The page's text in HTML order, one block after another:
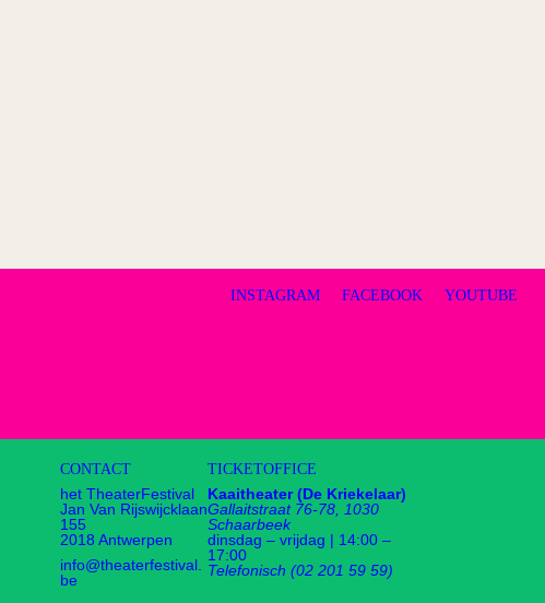
INSTAGRAM FACEBOOK YOUTUBE
CONTACT
het TheaterFestival
Jan Van Rijswijcklaan
155
2018 Antwerpen
info@theaterfestival.
be
TICKETOFFICE
Kaaitheater (De Kriekelaar)
Gallaitstraat 76-78, 1030
Schaarbeek
dinsdag – vrijdag | 14:00 –
17:00
Telefonisch (02 201 59 59)